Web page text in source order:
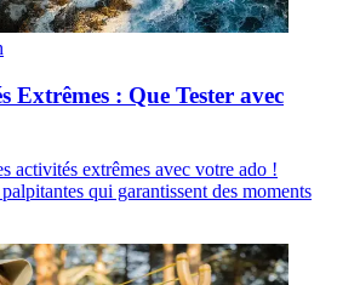
Extrêmes : Que Tester avec
activités extrêmes avec votre ado !
qui garantissent des moments